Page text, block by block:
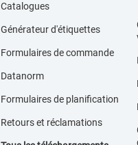
Catalogues
Générateur d'étiquettes
Formulaires de commande
Datanorm
Formulaires de planification
Retours et réclamations